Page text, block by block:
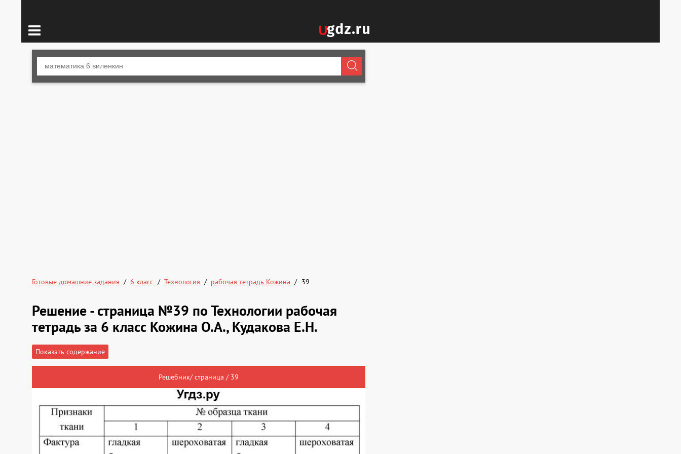
Готовые домашние задания 6 класс Технология рабочая тетрадь Кожина 39
Решение - страница №39 по Технологии рабочая
тетрадь за 6 класс Кожина О.А., Кудакова Е.Н.
Показать содержание
Решебник/ страница / 39